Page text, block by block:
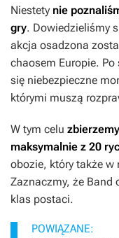
Niestety nie
gry. Dowiedzieliśmy
akcja osadzona
chaosem Europie.
się niebezpieczne
którymi muszą
W tym celu
maksymalnie z 20
obozie, który także w
Zaznaczmy, że Band
klas postaci.
POWIĄZANE: